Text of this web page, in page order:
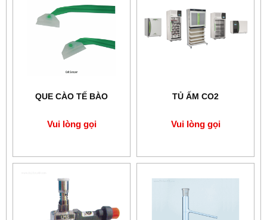
QUE CÀO TẾ BÀO
Vui lòng gọi
TỦ ẤM CO2
Vui lòng gọi